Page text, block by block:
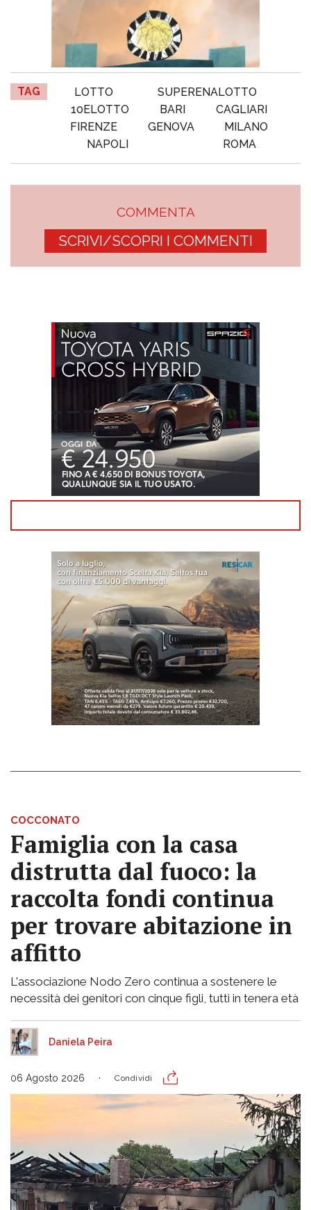
TAG LOTTO
SUPERENALOTTO
10ELOTTO
BARI
CAGLIARI
FIRENZE
GENOVA
MILANO
NAPOLI
ROMA
COMMENTA
SCRIVI/SCOPRI I COMMENTI
COCCONATO
Famiglia con la casa
distrutta dal fuoco: la
raccolta fondi continua
per trovare abitazione in
affitto
L'associazione Nodo Zero continua a sostenere le
necessità dei genitori con cinque figli, tutti in tenera età
Daniela Peira
06 Agosto 2026 Condividi